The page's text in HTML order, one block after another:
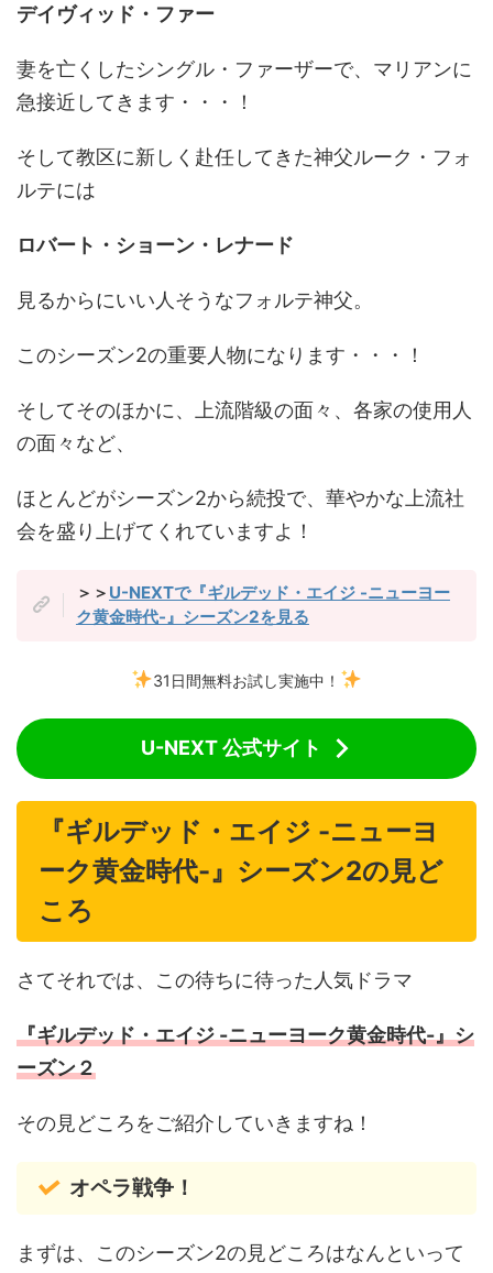
デイヴィッド・ファー
妻を亡くしたシングル・ファーザーで、マリアンに
急接近してきます・・・！
そして教区に新しく赴任してきた神父ルーク・フォ
ルテには
ロバート・ショーン・レナード
見るからにいい人そうなフォルテ神父。
このシーズン2の重要人物になります・・・！
そしてそのほかに、上流階級の面々、各家の使用人
の面々など、
ほとんどがシーズン2から続投で、華やかな上流社
会を盛り上げてくれていますよ！
＞＞ U-NEXTで『ギルデッド・エイジ -ニューヨー
ク黄金時代-』シーズン2を見る
31日間無料お試し実施中！
U-NEXT 公式サイト
『ギルデッド・エイジ -ニューヨ
ーク黄金時代-』シーズン2の見ど
ころ
さてそれでは、この待ちに待った人気ドラマ
『ギルデッド・エイジ -ニューヨーク黄金時代-』シ
ーズン２
その見どころをご紹介していきますね！
オペラ戦争！
まずは、このシーズン2の見どころはなんといって